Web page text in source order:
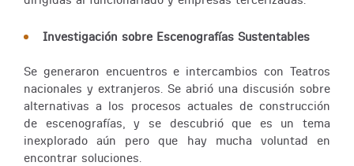
Investigación sobre Escenografías Sustentables
Se generaron encuentros e intercambios con Teatros
nacionales y extranjeros. Se abrió una discusión sobre
alternativas a los procesos actuales de construcción
de escenografías, y se descubrió que es un tema
inexplorado aún pero que hay mucha voluntad en
encontrar soluciones.